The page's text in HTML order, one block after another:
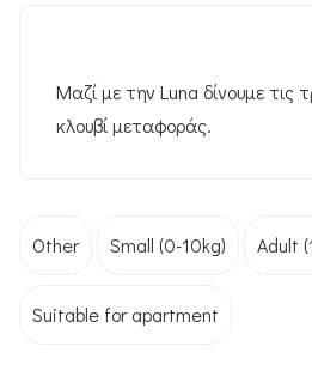
Μαζί με την Luna δίνουμε τις
κλουβί μεταφοράς.
Other Small (0-10kg) Adult
Suitable for apartment